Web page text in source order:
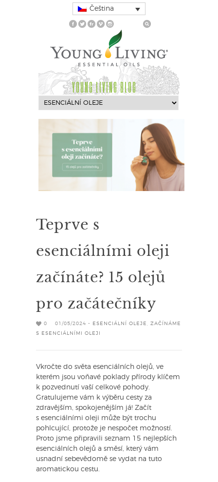
Čeština
YOUNG LIVING BLOG
Teprve s
esenciálními oleji
začínáte? 15 olejů
pro začátečníky
0 01/05/2024 - ESENCIÁLNÍ OLEJE
ZAČÍNÁME
S ESENCIÁLNÍMI OLEJI
Vkročte do světa esenciálních olejů, ve
kterém jsou voňavé poklady přírody klíčem
k pozvednutí vaší celkové pohody.
Gratulujeme vám k výběru cesty za
zdravějším, spokojenějším já! Začít
s esenciálními oleji může být trochu
pohlcující, protože je nespočet možností.
Proto jsme připravili seznam 15 nejlepších
esenciálních olejů a směsí, který vám
usnadní sebevědomě se vydat na tuto
aromatickou cestu.